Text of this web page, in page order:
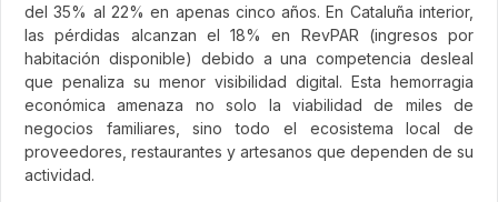
del 35% al 22% en apenas cinco años. En Cataluña interior,
las pérdidas alcanzan el 18% en RevPAR (ingresos por
habitación disponible) debido a una competencia desleal
que penaliza su menor visibilidad digital. Esta hemorragia
económica amenaza no solo la viabilidad de miles de
negocios familiares, sino todo el ecosistema local de
proveedores, restaurantes y artesanos que dependen de su
actividad.